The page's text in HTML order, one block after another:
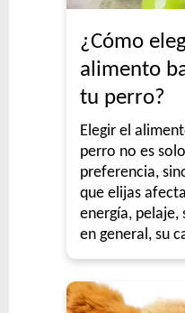
¿Cómo
alimento
tu perro?
Elegir el
perro no es
preferencia,
que elijas
energía, pelaje,
en general, su